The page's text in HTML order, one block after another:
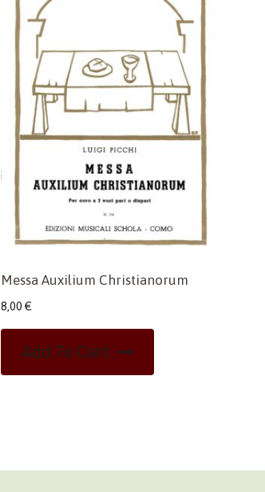
Messa Auxilium Christianorum
8,00 €
Add To Cart